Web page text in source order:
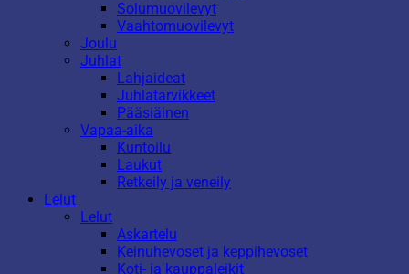
Solumuovilevyt
Vaahtomuovilevyt
Joulu
Juhlat
Lahjaideat
Juhlatarvikkeet
Pääsiäinen
Vapaa-aika
Kuntoilu
Laukut
Retkeily ja veneily
Lelut
Lelut
Askartelu
Keinuhevoset ja keppihevoset
Koti- ja kauppaleikit